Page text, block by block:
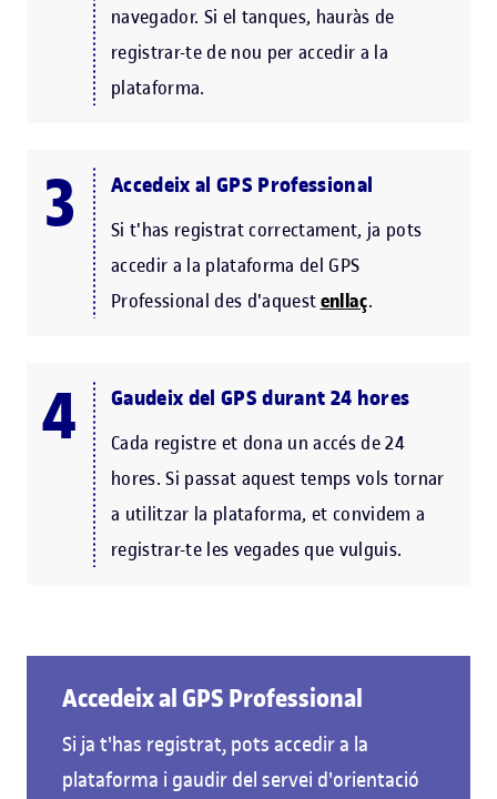
navegador. Si el tanques, hauràs de
registrar-te de nou per accedir a la
plataforma.
Accedeix al GPS Professional
Si t'has registrat correctament, ja pots
accedir a la plataforma del GPS
Professional des d'aquestenllaç.
Gaudeix del GPS durant 24 hores
Cada registre et dona un accés de 24
hores. Si passat aquest temps vols tornar
a utilitzar la plataforma, et convidem a
registrar-te les vegades que vulguis.
Accedeix al GPS Professional
Si ja t'has registrat, pots accedir a la
plataforma i gaudir del servei d'orientació